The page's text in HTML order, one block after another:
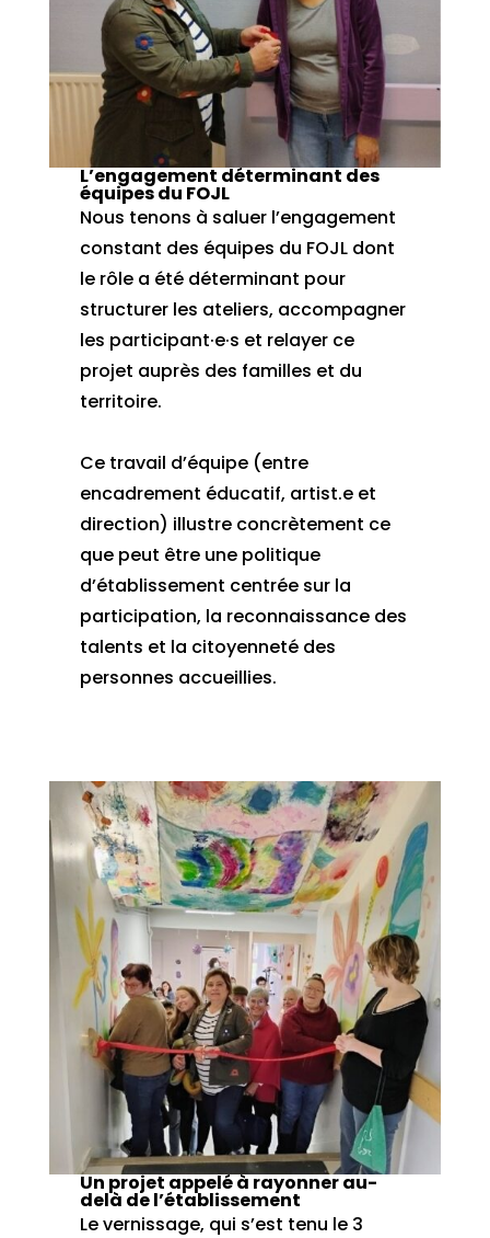
L’engagement déterminant des
équipes du FOJL
Nous tenons à saluer l’engagement
constant des équipes du FOJL dont
le rôle a été déterminant pour
structurer les ateliers, accompagner
les participant·e·s et relayer ce
projet auprès des familles et du
territoire.
Ce travail d’équipe (entre
encadrement éducatif, artist.e et
direction) illustre concrètement ce
que peut être une politique
d’établissement centrée sur la
participation, la reconnaissance des
talents et la citoyenneté des
personnes accueillies.
Un projet appelé à rayonner au-
delà de l’établissement
Le vernissage, qui s’est tenu le 3